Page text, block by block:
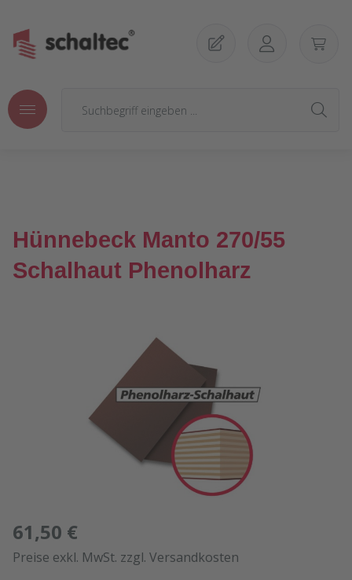
Hünnebeck Manto 270/55
Schalhaut Phenolharz
Bildergalerie überspringen
61,50 €
Preise exkl. MwSt. zzgl. Versandkosten